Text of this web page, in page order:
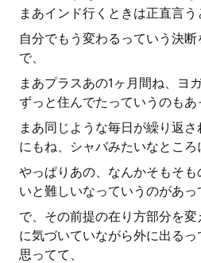
まあインド行くときは正直言う
自分でもう変わるっていう決
で、
まあプラスあの1ヶ月間ね、ヨ
ずっと住んでたっていうのもあ
まあ同じような毎日が繰り返
にもね、シャバみたいなところ
やっぱりあの、なんかそもそ
いと難しいなっていうのがあっ
で、その前提の在り方部分を
に気づいていながら外に出る
思ってて、